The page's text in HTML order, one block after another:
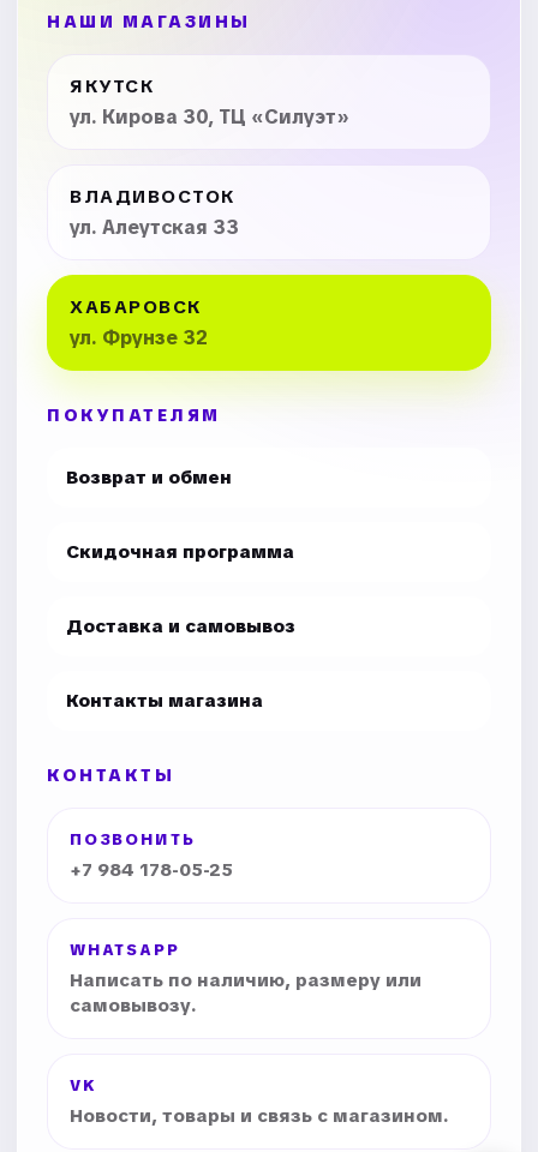
НАШИ МАГАЗИНЫ
ЯКУТСК
ул. Кирова 30, ТЦ «Силуэт»
ВЛАДИВОСТОК
ул. Алеутская 33
ХАБАРОВСК
ул. Фрунзе 32
ПОКУПАТЕЛЯМ
Возврат и обмен
Скидочная программа
Доставка и самовывоз
Контакты магазина
КОНТАКТЫ
ПОЗВОНИТЬ
+7 984 178-05-25
WHATSAPP
Написать по наличию, размеру или
самовывозу.
VK
Новости, товары и связь с магазином.